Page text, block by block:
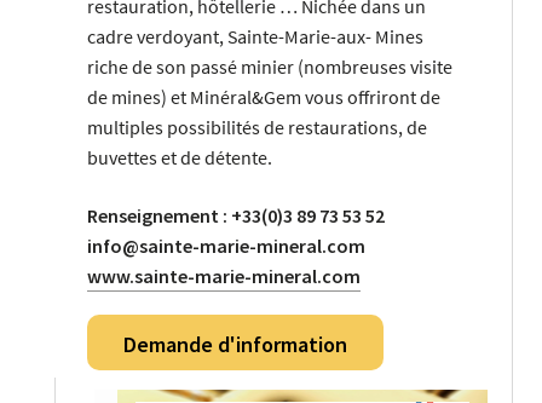
restauration, hôtellerie … Nichée dans un
cadre verdoyant, Sainte-Marie-aux- Mines
riche de son passé minier (nombreuses visite
de mines) et Minéral&Gem vous offriront de
multiples possibilités de restaurations, de
buvettes et de détente.
Renseignement : +33(0)3 89 73 53 52
info@sainte-marie-mineral.com
www.sainte-marie-mineral.com
Demande d'information